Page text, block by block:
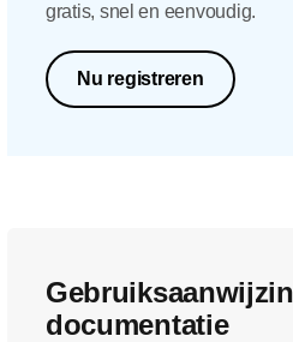
gratis, snel en eenvoudig.
Nu registreren
documentatie